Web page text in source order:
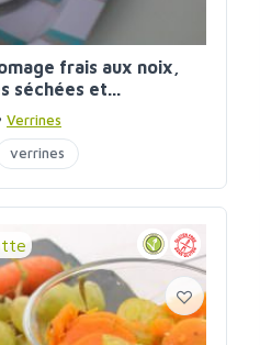
frais aux noix,
séchées et...
Verrines
verrines